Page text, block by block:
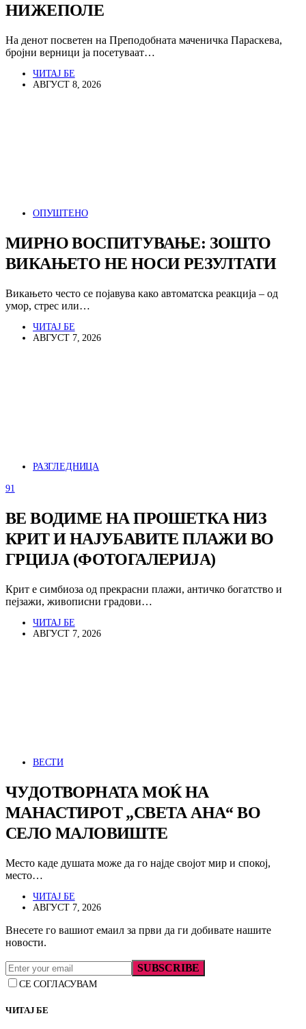
НИЖЕПОЛЕ
На денот посветен на Преподобната маченичка Параскева,
бројни верници ја посетуваат…
ЧИТАЈ БЕ
АВГУСТ 8, 2026
ОПУШТЕНО
МИРНО ВОСПИТУВАЊЕ: ЗОШТО
ВИКАЊЕТО НЕ НОСИ РЕЗУЛТАТИ
Викањето често се појавува како автоматска реакција – од
умор, стрес или…
ЧИТАЈ БЕ
АВГУСТ 7, 2026
РАЗГЛЕДНИЦА
91
ВЕ ВОДИМЕ НА ПРОШЕТКА НИЗ
КРИТ И НАЈУБАВИТЕ ПЛАЖИ ВО
ГРЦИЈА (ФОТОГАЛЕРИЈА)
Крит е симбиоза од прекрасни плажи, античко богатство и
пејзажи, живописни градови…
ЧИТАЈ БЕ
АВГУСТ 7, 2026
ВЕСТИ
ЧУДОТВОРНАТА МОЌ НА
МАНАСТИРОТ „СВЕТА АНА“ ВО
СЕЛО МАЛОВИШТЕ
Место каде душата може да го најде својот мир и спокој,
место…
ЧИТАЈ БЕ
АВГУСТ 7, 2026
Внесете го вашиот емаил за први да ги добивате нашите
новости.
SUBSCRIBE
СЕ СОГЛАСУВАМ
ЧИТАЈ БЕ